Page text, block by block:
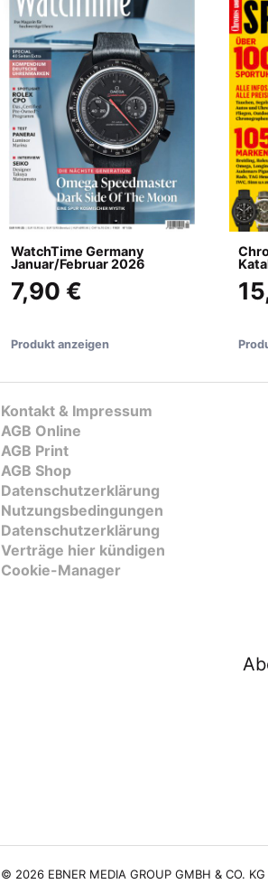
WatchTime Germany
Januar/Februar 2026
7,90 €
Produkt anzeigen
Kontakt & Impressum
AGB Online
AGB Print
AGB Shop
Datenschutzerklärung
Nutzungsbedingungen
Datenschutzerklärung
Verträge hier kündigen
Cookie-Manager
© 2026 EBNER MEDIA GROUP GMBH & CO. KG